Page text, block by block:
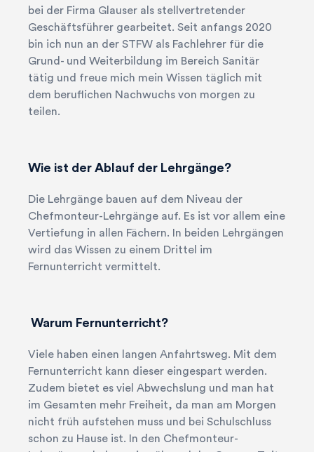
bei der Firma Glauser als stellvertretender
Geschäftsführer gearbeitet. Seit anfangs 2020
bin ich nun an der STFW als Fachlehrer für die
Grund- und Weiterbildung im Bereich Sanitär
tätig und freue mich mein Wissen täglich mit
dem beruflichen Nachwuchs von morgen zu
teilen.
Wie ist der Ablauf der Lehrgänge?
Die Lehrgänge bauen auf dem Niveau der
Chefmonteur-Lehrgänge auf. Es ist vor allem eine
Vertiefung in allen Fächern. In beiden Lehrgängen
wird das Wissen zu einem Drittel im
Fernunterricht vermittelt.
Warum Fernunterricht?
Viele haben einen langen Anfahrtsweg. Mit dem
Fernunterricht kann dieser eingespart werden.
Zudem bietet es viel Abwechslung und man hat
im Gesamten mehr Freiheit, da man am Morgen
nicht früh aufstehen muss und bei Schulschluss
schon zu Hause ist. In den Chefmonteur-